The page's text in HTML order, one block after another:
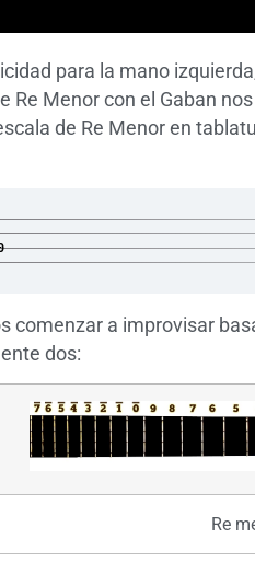
para la mano
Menor con el Gaban
de Re Menor en
comenzar a improvisar
dos:
Re